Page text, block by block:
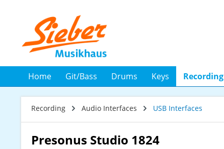
Home Git/Bass Drums Keys Recording
Recording Audio Interfaces USB Interfaces
Presonus Studio 1824